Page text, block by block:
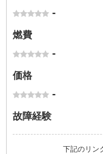
-
燃費
-
価格
-
故障経験
下記のリン